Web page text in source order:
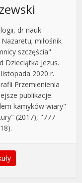
dr nauk
miłośnik
szczęścia"
Dzieciątka Jezus.
2020 r.
Przemienienia
publikacje:
kamyków wiary"
(2017), "777